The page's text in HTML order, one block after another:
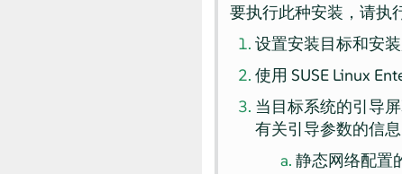
要执行此种安装，请执
设置安装目标和安装
使用 SUSE Linux
当目标系统的引导
有关引导参数的信
静态网络配置